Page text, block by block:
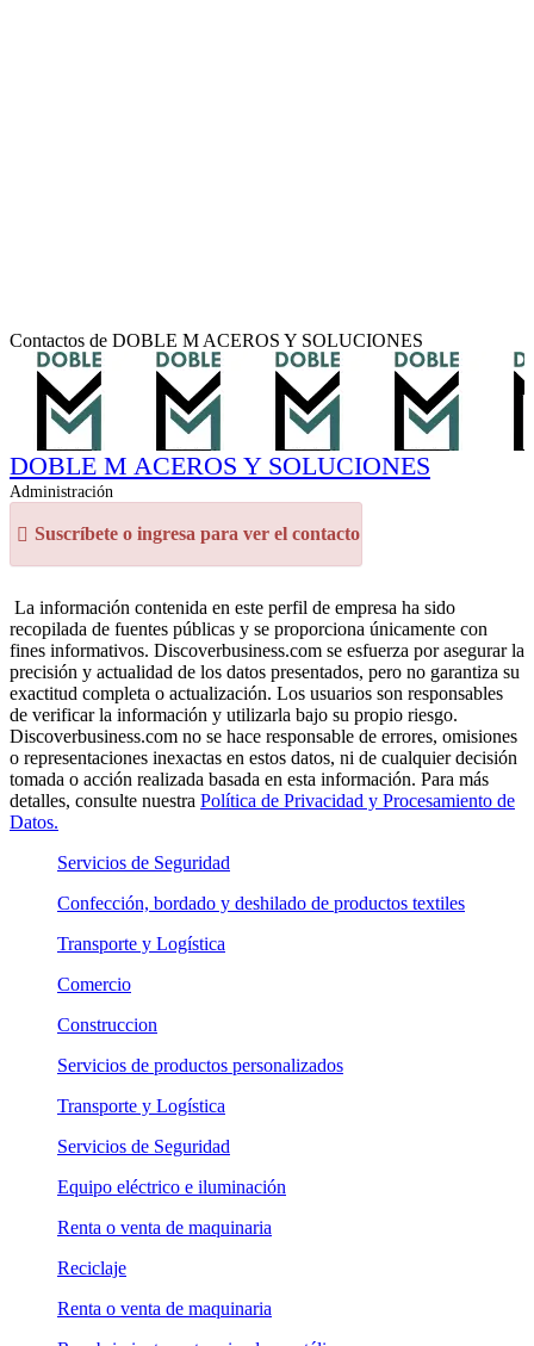
Contactos de DOBLE M ACEROS Y SOLUCIONES
DOBLE M ACEROS Y SOLUCIONES
Administración
Suscríbete o ingresa para ver el contacto
La información contenida en este perfil de empresa ha sido
recopilada de fuentes públicas y se proporciona únicamente con
fines informativos. Discoverbusiness.com se esfuerza por asegurar la
precisión y actualidad de los datos presentados, pero no garantiza su
exactitud completa o actualización. Los usuarios son responsables
de verificar la información y utilizarla bajo su propio riesgo.
Discoverbusiness.com no se hace responsable de errores, omisiones
o representaciones inexactas en estos datos, ni de cualquier decisión
tomada o acción realizada basada en esta información. Para más
detalles, consulte nuestra Política de Privacidad y Procesamiento de
Datos.
Servicios de Seguridad
Confección, bordado y deshilado de productos textiles
Transporte y Logística
Comercio
Construccion
Servicios de productos personalizados
Transporte y Logística
Servicios de Seguridad
Equipo eléctrico e iluminación
Renta o venta de maquinaria
Reciclaje
Renta o venta de maquinaria